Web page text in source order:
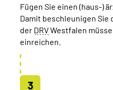
Fügen Sie einen (haus-)
Damit beschleunigen Sie
der DRVWestfalen
einreichen.